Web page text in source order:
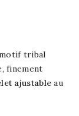
tribal
finement
ajustable au